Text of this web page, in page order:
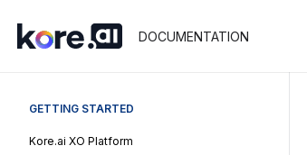
DOCUMENTATION
GETTING STARTED
Kore.ai XO Platform